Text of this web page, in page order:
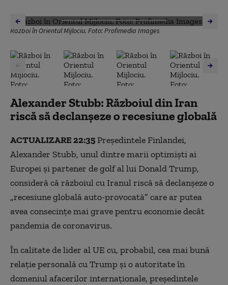
Până în prezent, SUA au folosit peste 850 de rachete
Tomahawk împotriva Iranului
ONU avertizează că Libanul se confruntă cu un risc real
de „catastrofă umanitară”
Atacurile aeriene americano-israeliene au vizat două
uzine siderurgice din Iran
„Dacă acesta este obiectivul, nu cred că îl veți atinge”: le
Navele chineze renunță la încercarea de a ieși din
Strâmtoarea Ormuz, în ciuda asigurărilor Iranului
privind trecerea în siguranță
Companiile aeriene anulează tot mai multe zboruri pe
fondul intensificării conflictului dintre SUA și Israel
împotriva Iranului
Garda Revoluționară Iraniană îi avertizează pe angajații
Mijlociu să se evacueze
Marco Rubio susține că războiul din Iran „se va încheia în
câteva săptămâni, nu luni”
Război în Orientul Mijlociu. Foto: Profimedia Images
Alexander Stubb: Războiul din Iran
riscă să declanșeze o recesiune globală
ACTUALIZARE 22:35Președintele Finlandei,
Alexander Stubb, unul dintre marii optimiști ai
Europei și partener de golf al lui Donald Trump,
consideră că războiul cu Iranul riscă să declanșeze o
„recesiune globală auto-provocată” care ar putea
avea consecințe mai grave pentru economie decât
pandemia de coronavirus.
În calitate de lider al UE cu, probabil, cea mai bună
relație personală cu Trump și o autoritate în
domeniul afacerilor internaționale, președintele